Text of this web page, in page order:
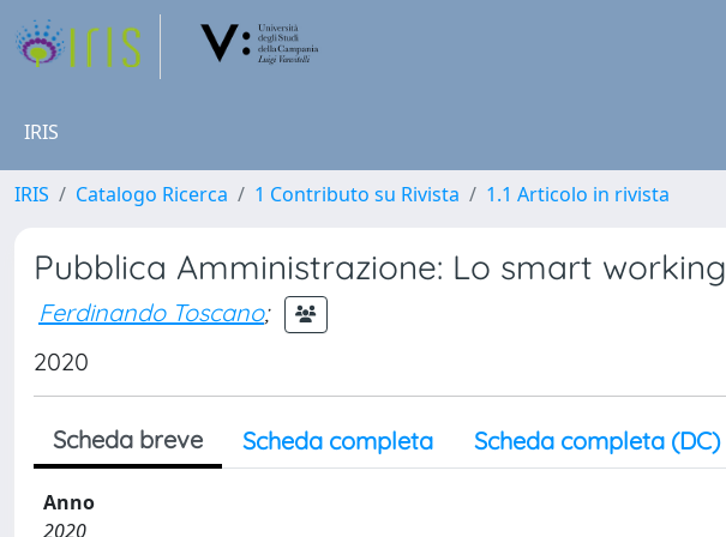
IRIS
IRIS Catalogo Ricerca 1 Contributo su Rivista 1.1 Articolo in rivista
Pubblica Amministrazione: Lo smart
Ferdinando Toscano;
2020
Scheda breve Scheda completa Scheda completa (DC)
Anno
2020